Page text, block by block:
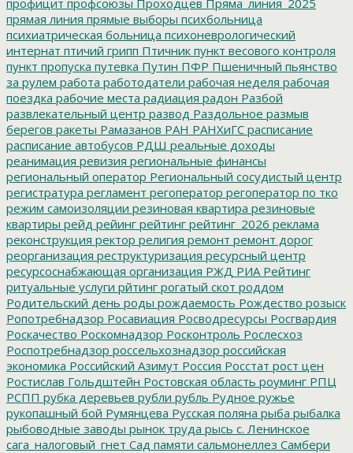
прямая линия прямые выборы психбольница
психиатрическая больница психоневрологический
интернат птичий грипп Птичник пункт весового контроля
пункт пропуска путевка Путин ПФР Пшеничный пьянство
за рулем работа работодатели рабочая неделя рабочая
поездка рабочие места радиация радон Разбой
развлекательный центр развод Раздольное размыв
берегов ракеты Рамазанов РАН РАНХиГС расписание
расписание автобусов РДШ реальные доходы
реанимация ревизия региональные финансы
региональный оператор Региональный сосудистый центр
регистратура регламент регоператор регоператор по тко
режим самоизоляции резиновая квартира резиновые
квартиры рейд рейинг рейтинг рейтинг_2026 реклама
реконструкция ректор религия ремонт ремонт дорог
реорганизация реструктуризация ресурсный центр
ресурсоснабжающая организация РЖД РИА Рейтинг
ритуальные услуги рйтинг рогатый скот роддом
Родительский день роды рождаемость Рождество розыск
Ропотребнадзор Росавиация Росводресурсы Росгвардия
Роскачество Роскомнадзор Росконтроль Рослесхоз
Роспотребнадзор россельхознадзор российская
экономика Российский Азимут Россия Росстат рост цен
Ростислав Гольдштейн Ростовская область роуминг РПЦ
РСПП рубка деревьев рубли рубль Рудное ружье
рукопашный бой Румянцева Русская поляна рыба рыбалка
рыбоводные заводы рынок труда рысь с. Ленинское
сага_налоговый_гнет Сад памяти сальмонеллез Самбери